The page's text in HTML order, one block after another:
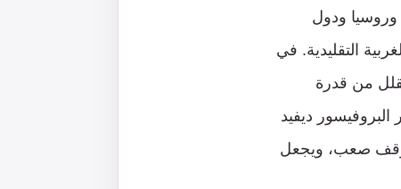
وروسيا ودول
التقليدية. في
من قدرة
ديفيد
موقف صعب، ويجعل